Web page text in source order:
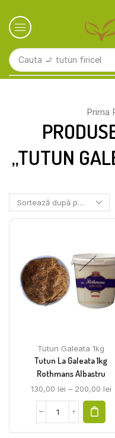
Cauta 🚬 tutun firicel
Prima
„TUTUN
Tutun Galeata 1kg
Tutun La Galeata 1kg
Rothmans Albastru
130,00 lei – 200,00 lei